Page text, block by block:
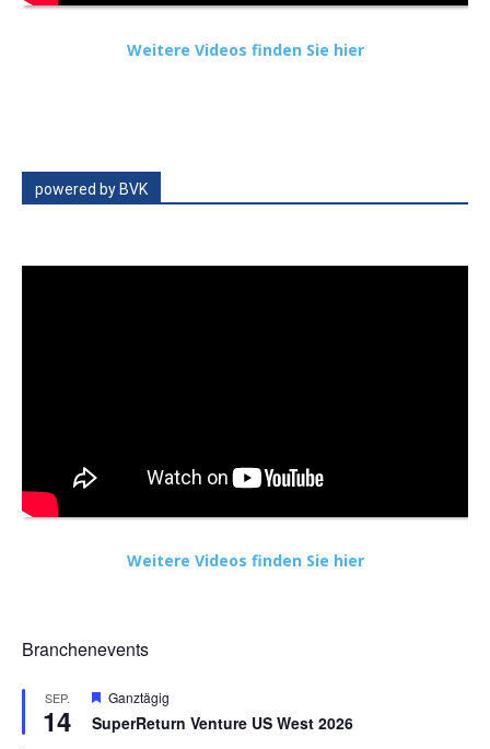
Weitere Videos finden Sie hier
powered by BVK
Weitere Videos finden Sie hier
Branchenevents
SEP.
14
Hervorgehoben
Ganztägig
SuperReturn Venture US West 2026